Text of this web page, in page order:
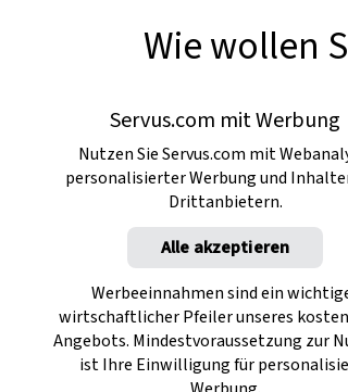
Wie wollen
Servus.com mit Werbung
Nutzen Sie Servus.com mit
personalisierter Werbung und
Drittanbietern.
Alle akzeptieren
Werbeeinnahmen sind ein
wirtschaftlicher Pfeiler unseres
Angebots. Mindestvoraussetzung zur
ist Ihre Einwilligung für